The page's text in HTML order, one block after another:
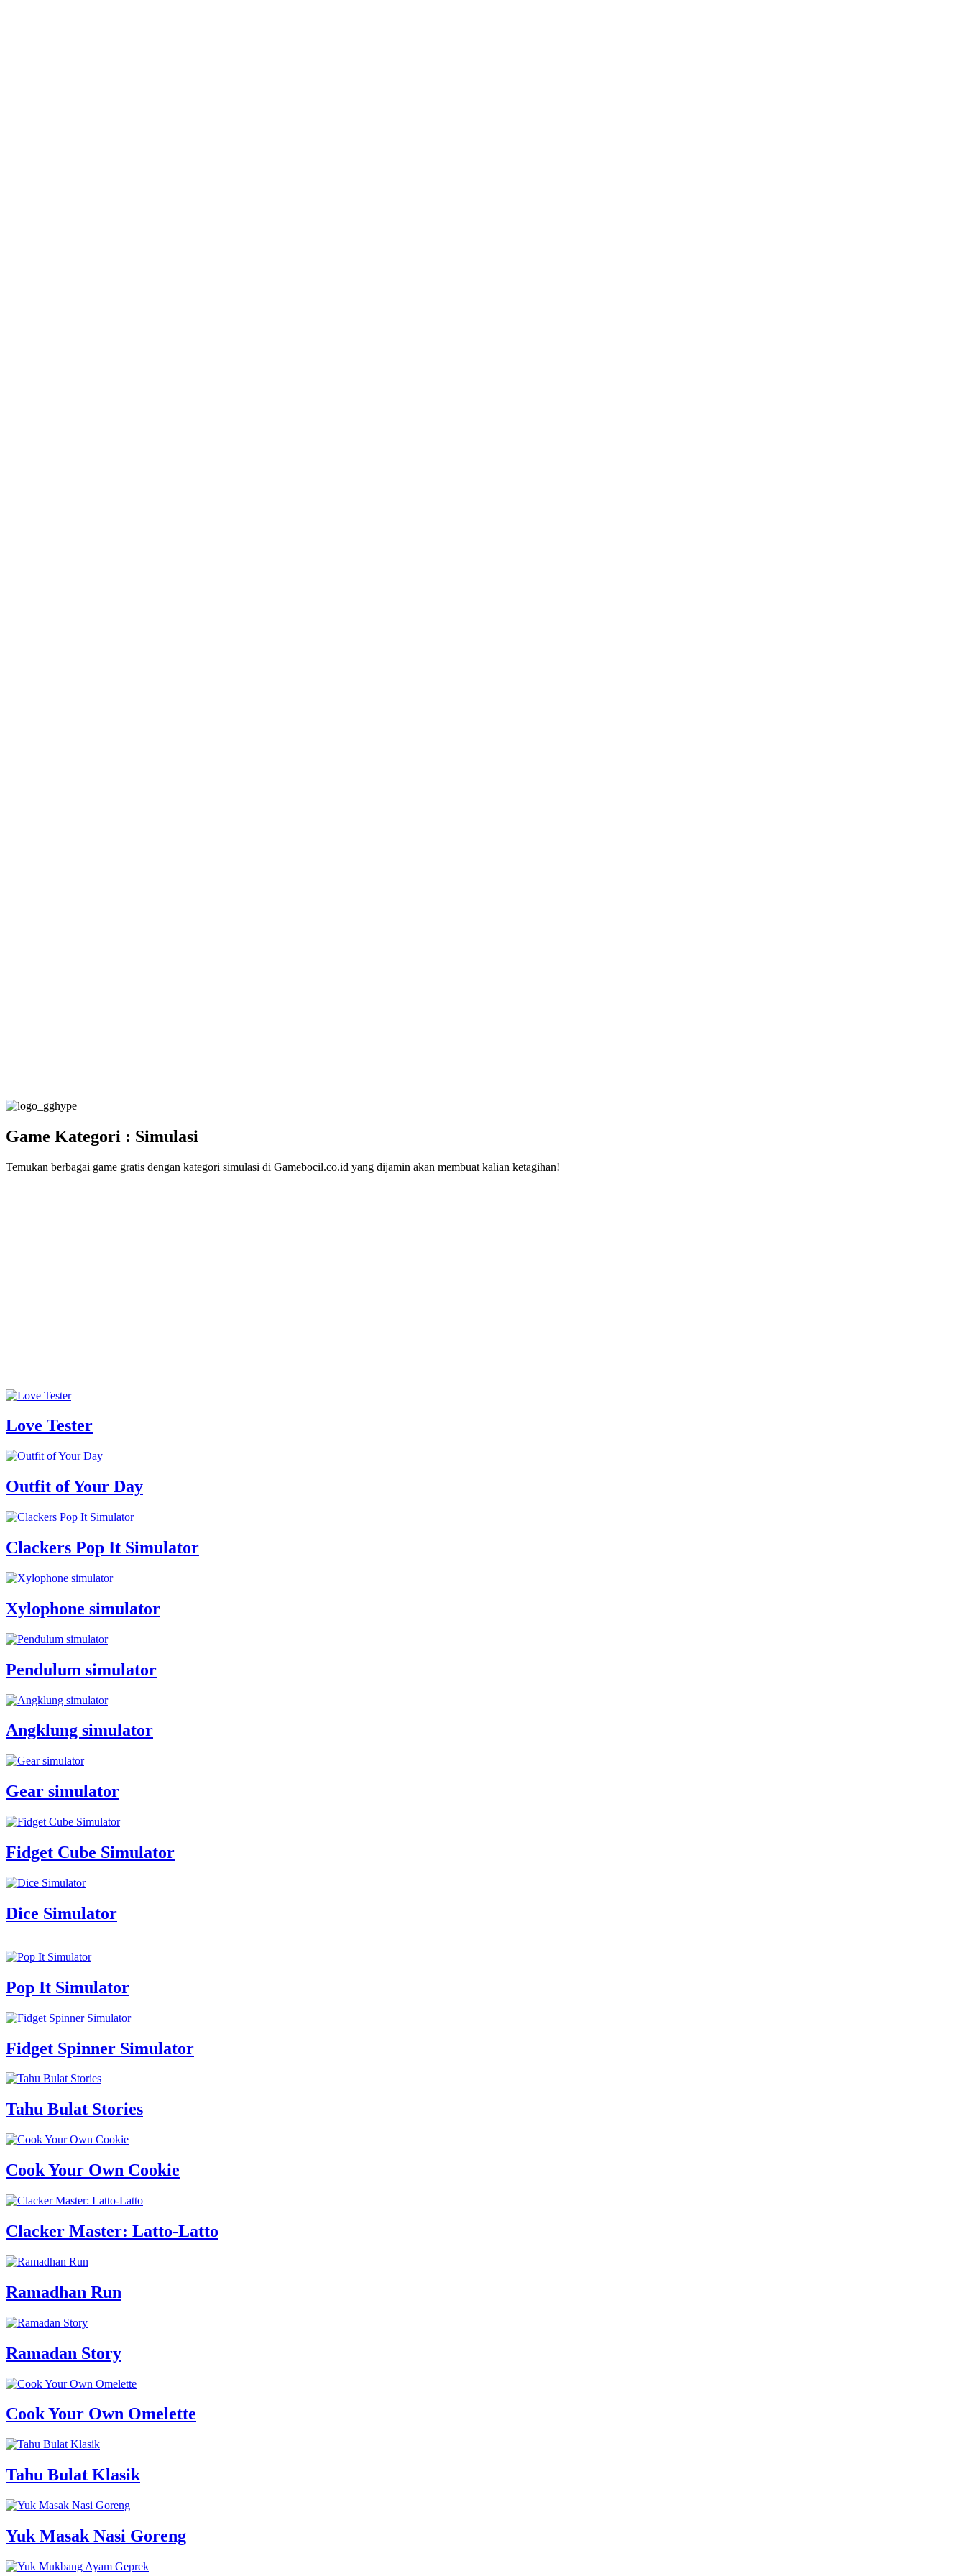
Game Kategori : Simulasi
Temukan berbagai game gratis dengan kategori simulasi di Gamebocil.co.id yang dijamin akan membuat kalian ketagihan!
Love Tester
Outfit of Your Day
Clackers Pop It Simulator
Xylophone simulator
Pendulum simulator
Angklung simulator
Gear simulator
Fidget Cube Simulator
Dice Simulator
Pop It Simulator
Fidget Spinner Simulator
Tahu Bulat Stories
Cook Your Own Cookie
Clacker Master: Latto-Latto
Ramadhan Run
Ramadan Story
Cook Your Own Omelette
Tahu Bulat Klasik
Yuk Masak Nasi Goreng